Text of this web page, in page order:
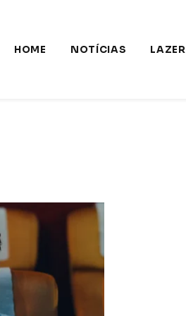
HOME NOTÍCIAS LAZER